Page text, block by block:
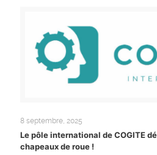
8 septembre, 2025
Le pôle international de COGITE
chapeaux de roue !